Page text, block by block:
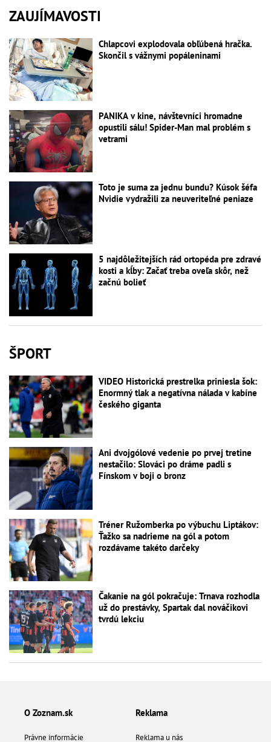
ZAUJÍMAVOSTI
Chlapcovi explodovala obľúbená hračka.
Skončil s vážnymi popáleninami
PANIKA v kine, návštevníci hromadne
opustili sálu! Spider-Man mal problém s
vetrami
Toto je suma za jednu bundu? Kúsok šéfa
Nvidie vydražili za neuveriteľné peniaze
5 najdôležitejších rád ortopéda pre zdravé
kosti a kĺby: Začať treba oveľa skôr, než
začnú bolieť
ŠPORT
VIDEO Historická prestrelka priniesla šok:
Enormný tlak a negatívna nálada v kabíne
českého giganta
Ani dvojgólové vedenie po prvej tretine
nestačilo: Slováci po dráme padli s
Fínskom v boji o bronz
Tréner Ružomberka po výbuchu Liptákov:
Ťažko sa nadrieme na gól a potom
rozdávame takéto darčeky
Čakanie na gól pokračuje: Trnava rozhodla
už do prestávky, Spartak dal nováčikovi
tvrdú lekciu
O Zoznam.sk
Právne informácie
Reklama
Reklama u nás